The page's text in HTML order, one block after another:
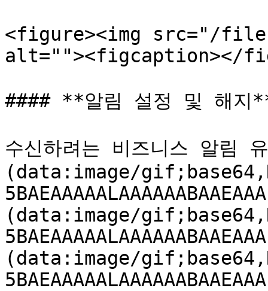
<figure><img src="/files/
alt=""><figcaption></
#### **알림 설정 및 해지
수신하려는 비즈니스 알림
(data:image/
(data:image/
(data:image/